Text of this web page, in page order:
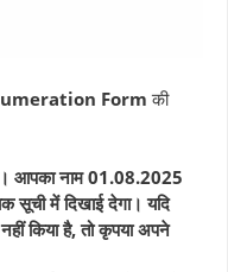
Form की
आपका नाम 01.08.2025
सूची में दिखाई देगा। यदि
किया है, तो कृपया अपने